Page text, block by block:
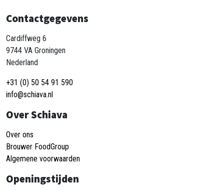
Contactgegevens
Cardiffweg 6
9744 VA Groningen
Nederland
+31 (0) 50 54 91 590
info@schiava.nl
Over Schiava
Over ons
Brouwer FoodGroup
Algemene voorwaarden
Openingstijden